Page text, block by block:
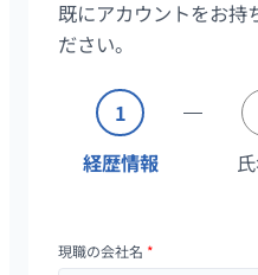
既にアカウントをお持
ださい。
1
経歴情報
現職の会社名 *